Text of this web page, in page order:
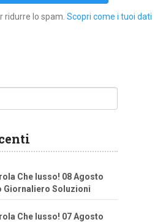
ridurre lo spam. Scopri come i tuoi dati
Che lusso! 08 Agosto
Giornaliero Soluzioni
Che lusso! 07 Agosto